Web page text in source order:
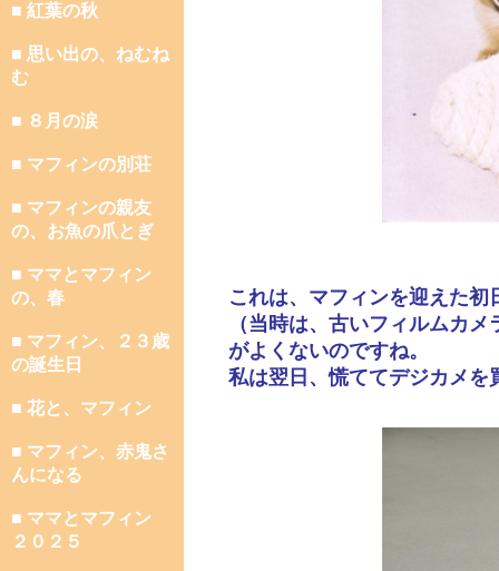
■ 紅葉の秋
■ 思い出の、ねむね
む
■ ８月の涙
■ マフィンの別荘
■ マフィンの親友
の、お魚の爪とぎ
■ ママとマフィン
の、春
■ マフィン、２３歳
の誕生日
■ 花と、マフィン
■ マフィン、赤鬼さ
んになる
■ ママとマフィン
２０２５
これは、マフィンを迎えた
（当時は、古いフィルムカ
がよくないのですね。
私は翌日、慌ててデジカメを